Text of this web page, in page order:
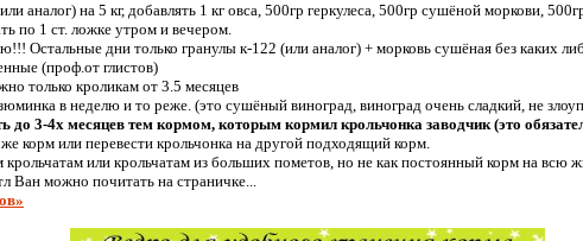
аналог) на5 кг, добавлять 1 кг овса, 500гр геркулеса, 500гр сушёной моркови,
по 1 ст. ложке утром и вечером.
Остальные дни только гранулы к-122 (или аналог) + морковь сушёная без каких
(проф.от глистов)
только кроликам от 3.5 месяцев
в неделю и то реже. (это сушёный виноград, виноград очень сладкий, не
до 3-4х месяцев тем кормом, которым кормил крольчонка заводчик (это
корм или перевести крольчонка на другой подходящий корм.
или крольчатам из больших пометов, но не как постоянный корм на всю
Ван можно почитать на страничке...